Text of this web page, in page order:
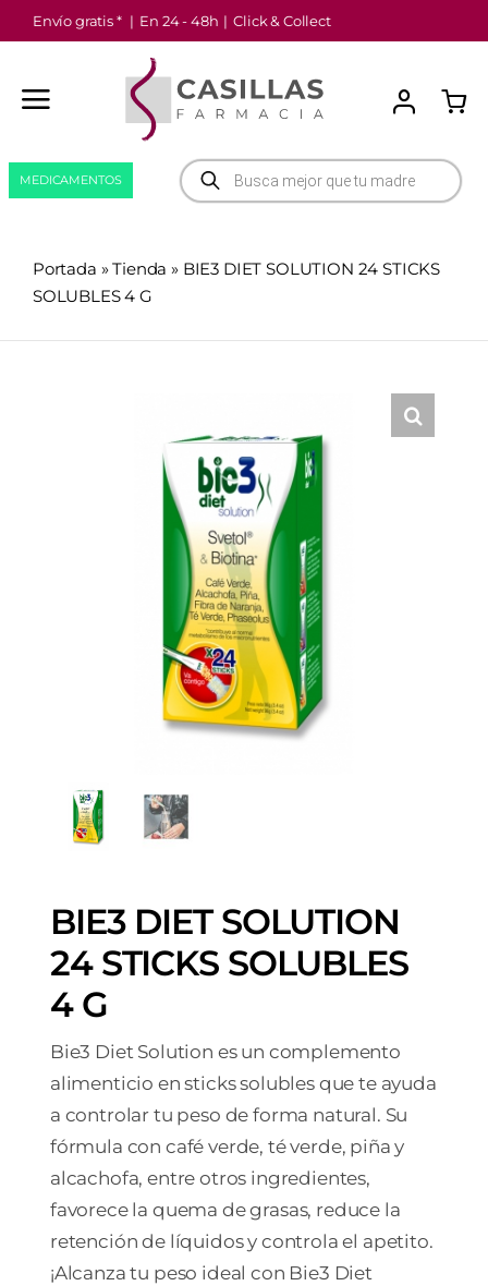
Saltar
al
Envío gratis * | En 24 - 48h | Click & Collect
Búsqueda
de
productos
MEDICAMENTOS
Portada »Tienda » BIE3 DIET SOLUTION 24 STICKS
SOLUBLES 4 G
BIE3 DIET SOLUTION
24 STICKS SOLUBLES
4 G
Bie3 Diet Solution es un complemento
alimenticio en sticks solubles que te ayuda
a controlar tu peso de forma natural. Su
fórmula con café verde, té verde, piña y
alcachofa, entre otros ingredientes,
favorece la quema de grasas, reduce la
retención de líquidos y controla el apetito.
¡Alcanza tu peso ideal con Bie3 Diet